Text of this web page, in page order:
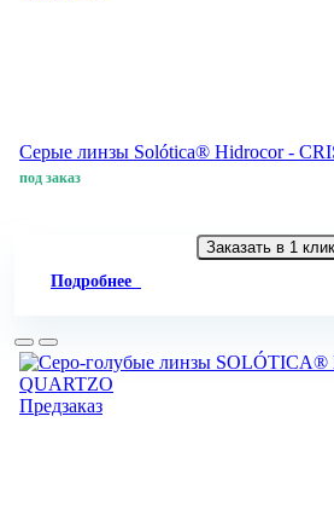
Серые линзы Solótica® Hidrocor -
под заказ
Заказать в 1 клик
Подробнее
Предзаказ